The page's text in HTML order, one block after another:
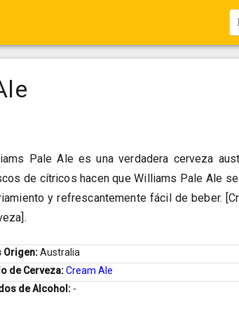
Pale Ale es una verdadera cerveza
de cítricos hacen que Williams Pale Ale
y refrescantemente fácil de beber.
Origen:Australia
de Cerveza:Cream Ale
de Alcohol: -